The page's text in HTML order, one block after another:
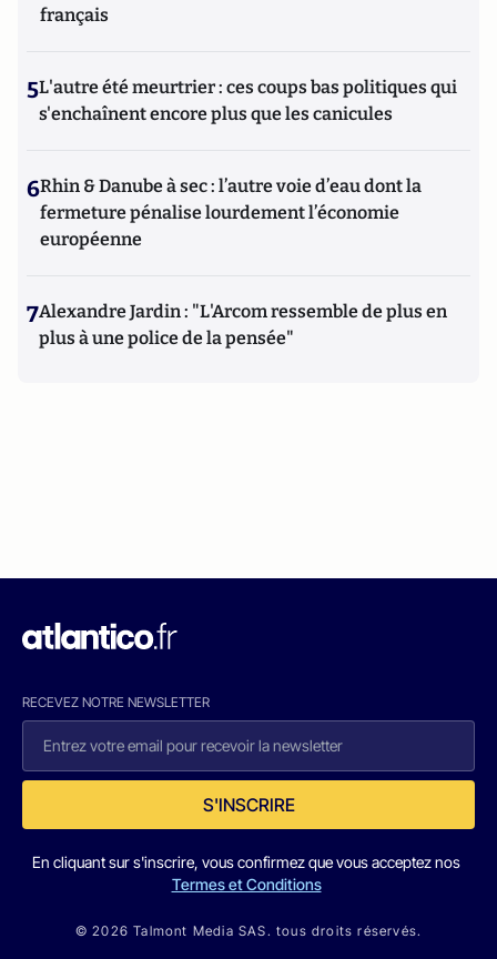
français
5L'autre été meurtrier : ces coups bas politiques qui
s'enchaînent encore plus que les canicules
6Rhin & Danube à sec : l’autre voie d’eau dont la
fermeture pénalise lourdement l’économie
européenne
7Alexandre Jardin : "L'Arcom ressemble de plus en
plus à une police de la pensée"
RECEVEZ NOTRE NEWSLETTER
S'INSCRIRE
En cliquant sur s'inscrire, vous confirmez que vous acceptez nos
Termes et Conditions
© 2026 Talmont Media SAS. tous droits réservés.